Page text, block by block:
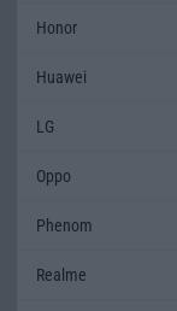
Honor
Huawei
LG
Oppo
Phenom
Realme